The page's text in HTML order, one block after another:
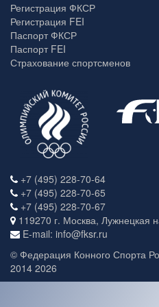
Регистрация ФКСР
Регистрация FEI
Паспорт ФКСР
Паспорт FEI
Страхование спортсменов
+7 (495) 228-70-64
+7 (495) 228-70-65
+7 (495) 228-70-67
119270 г. Москва, Лужнецкая
E-mail: info@fksr.ru
© Федерация Конного Спорта
2014 2026